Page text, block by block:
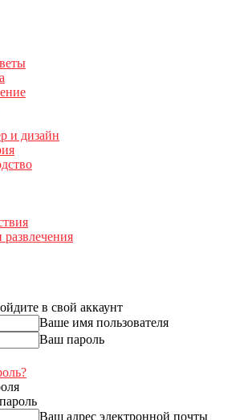
и дизайн
в свой аккаунт
Ваше имя пользователя
Ваш пароль
Ваш адрес электронной почты